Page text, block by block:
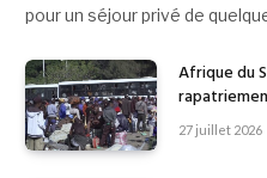
pour un séjour privé de
Afrique du
27 juillet 2026